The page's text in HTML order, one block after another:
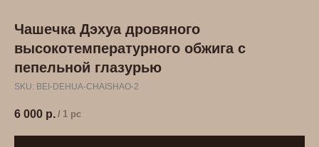
Чашечка Дэхуа дровяного
высокотемпературного обжига с
пепельной глазурью
SKU: BEI-DEHUA-CHAISHAO-2
6 000 р. / 1 pc